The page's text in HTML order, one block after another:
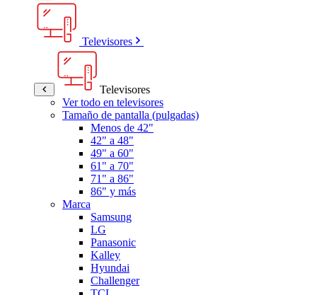
Televisores
Televisores
Ver todo en televisores
Tamaño de pantalla (pulgadas)
Menos de 42"
42" a 48"
49" a 60"
61" a 70"
71" a 86"
86" y más
Marca
Samsung
LG
Panasonic
Kalley
Hyundai
Challenger